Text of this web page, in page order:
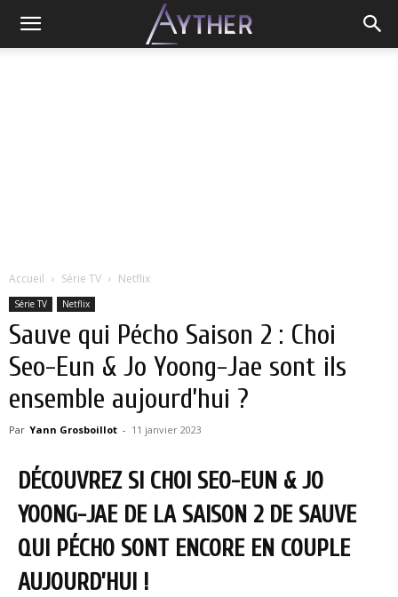
Accueil Série TV Netflix
Série TV Netflix
Sauve qui Pécho Saison 2 : Choi
Seo-Eun & Jo Yoong-Jae sont ils
ensemble aujourd’hui ?
Par Yann Grosboillot - 11 janvier 2023
DÉCOUVREZ SI CHOI SEO-EUN & JO
YOONG-JAE DE LA SAISON 2 DE SAUVE
QUI PÉCHO SONT ENCORE EN COUPLE
AUJOURD’HUI !